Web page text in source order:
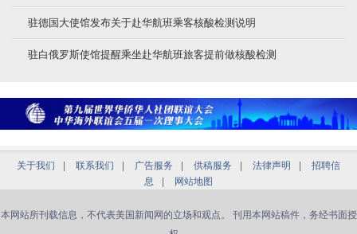
驻德国大使馆发布关于赴华航班乘客核酸检测说明
驻白俄罗斯使馆提醒乘坐赴华航班旅客提前做核酸检测
关于我们 联系我们 广告服务 供稿服务 法律声明
招聘信
息
网站地图
本网站所刊载信息，不代表美国新闻网的立场和观点。 刊用本网站稿件，务经书面授